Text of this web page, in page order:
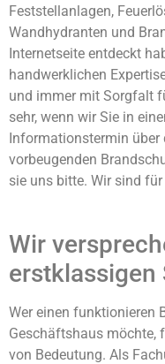
Feststellanlagen,
Wandhydranten und
Internetseite entdeckt
handwerklichen
und immer mit Sorgfalt
sehr, wenn wir Sie in
Informationstermin über
vorbeugenden
sie uns bitte. Wir sind für
Wir
erstklassigen
Wer einen funktionieren
Geschäftshaus möchte,
von Bedeutung. Als